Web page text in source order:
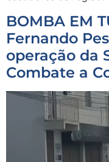
BOMBA EM
Fernando
operação da
Combate a